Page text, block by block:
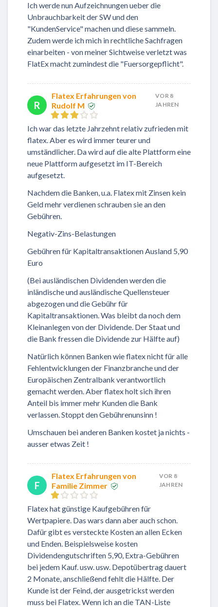
Ich werde nun Aufzeichnungen ueber die
Unbrauchbarkeit der SW und den
"KundenService" machen und diese sammeln.
Zudem werde ich mich in rechtliche Sachfragen
einarbeiten - von meiner Sichtweise verletzt was
FlatEx macht zumindest die "Fuersorgepflicht".
R
Flatex Erfahrungen von
Rudolf M
VOR 8
JAHREN
Ich war das letzte Jahrzehnt relativ zufrieden mit
flatex. Aber es wird immer teurer und
umständlicher. Da wird auf die alte Plattform eine
neue Plattform aufgesetzt im IT-Bereich
aufgesetzt.
Nachdem die Banken, u.a. Flatex mit Zinsen kein
Geld mehr verdienen schrauben sie an den
Gebühren.
Negativ-Zins-Belastungen
Gebühren für Kapitaltransaktionen Ausland 5,90
Euro
(Bei ausländischen Dividenden werden die
inländische und ausländische Quellensteuer
abgezogen und die Gebühr für
Kapitaltransaktionen. Was bleibt da noch dem
Kleinanlegen von der Dividende. Der Staat und
die Bank fressen die Dividende zur Hälfte auf)
Natürlich können Banken wie flatex nicht für alle
Fehlentwicklungen der Finanzbranche und der
Europäischen Zentralbank verantwortlich
gemacht werden. Aber flatex holt sich ihren
Anteil bis immer mehr Kunden die Bank
verlassen. Stoppt den Gebührenunsinn !
Umschauen bei anderen Banken kostet ja nichts -
ausser etwas Zeit !
F
Flatex Erfahrungen von
Familie Zimmer
VOR 8
JAHREN
Flatex hat günstige Kaufgebühren für
Wertpapiere. Das wars dann aber auch schon.
Dafür gibt es versteckte Kosten an allen Ecken
und Enden. Beispielsweise kosten
Dividendengutschriften 5,90, Extra-Gebühren
bei jedem Kauf. usw. usw. Depotübertrag dauert
2 Monate, anschließend fehlt die Hälfte. Der
Kunde ist der Feind, der ausgetrickst werden
muss bei Flatex. Wenn ich an die TAN-Liste